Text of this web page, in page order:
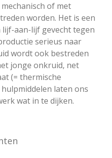
of met
worden. Het is een
aan-lijf gevecht tegen
serieus naar
wordt ook bestreden
jonge onkruid, net
(= thermische
laten ons
wat in te dijken.